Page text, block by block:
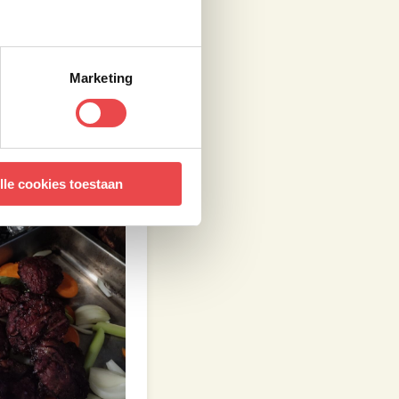
Marketing
cookies toestaan
al bijna uit
geval is, laat ze